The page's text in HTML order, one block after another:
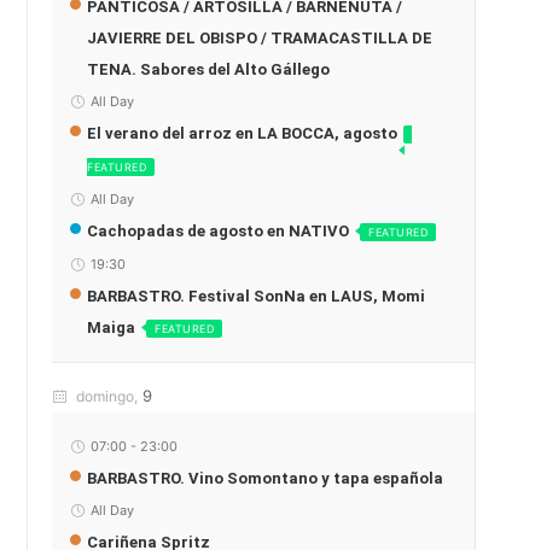
PANTICOSA / ARTOSILLA / BARNENUTA /
JAVIERRE DEL OBISPO / TRAMACASTILLA DE
TENA. Sabores del Alto Gállego
All Day
El verano del arroz en LA BOCCA, agosto
FEATURED
All Day
Cachopadas de agosto en NATIVO FEATURED
19:30
BARBASTRO. Festival SonNa en LAUS, Momi
Maiga
FEATURED
domingo, 9
07:00 - 23:00
BARBASTRO. Vino Somontano y tapa española
All Day
Cariñena Spritz